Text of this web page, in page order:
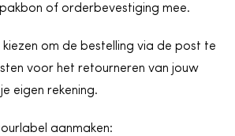
of orderbevestiging mee.
kiezen om de bestelling via de post te
voor het retourneren van jouw
eigen rekening.
aanmaken: